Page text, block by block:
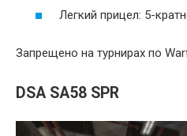
Легкий прицел: 5-
Запрещено на турнирах по
DSA SA58 SPR